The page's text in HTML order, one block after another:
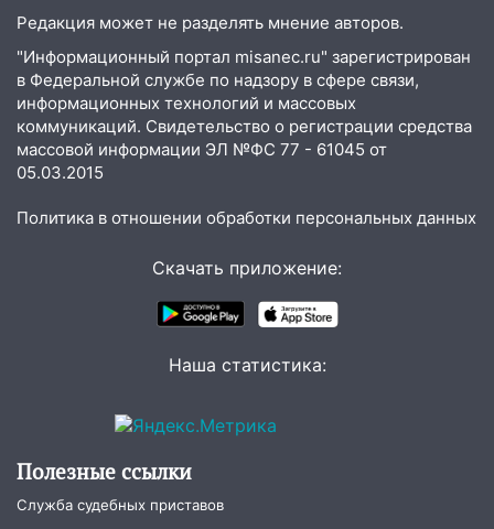
10:16 Внимание! В Ульяновской области
объявлена ракетная опасность
10:00 В Старомайнском районе утонул
51-летний мужчина
09:50 В Ульяновске черный коршун
юному велосипедисту на улице
В Заволжском районе украли два
тридцатиградусная жара: какая будет
06:00 Четыре года борьбы: ульяновские
юристы помогли женщине засудить УК
Редакция может не разделять мнение авторов.
"Информационный портал misanec.ru" зарегистрирован
в Федеральной службе по надзору в сфере связи,
информационных технологий и массовых
коммуникаций. Свидетельство о регистрации средства
массовой информации ЭЛ №ФС 77 - 61045 от
05.03.2015
Политика в отношении обработки персональных данных
Скачать приложение:
Наша статистика:
Полезные ссылки
Служба судебных приставов